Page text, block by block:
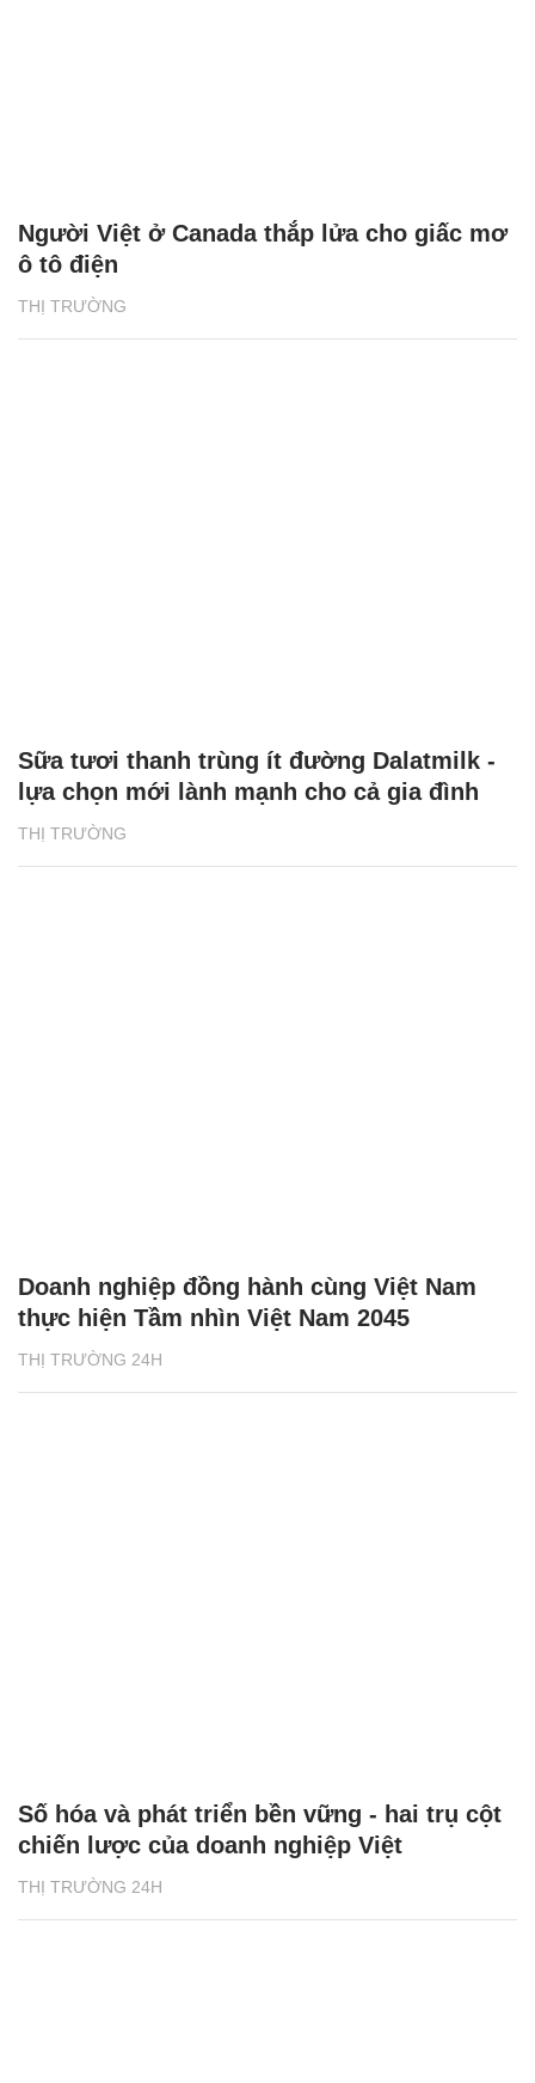
THỊ TRƯỜNG
Người Việt ở Canada thắp lửa cho giấc mơ
ô tô điện
THỊ TRƯỜNG
Sữa tươi thanh trùng ít đường Dalatmilk -
lựa chọn mới lành mạnh cho cả gia đình
THỊ TRƯỜNG 24H
Doanh nghiệp đồng hành cùng Việt Nam
thực hiện Tầm nhìn Việt Nam 2045
THỊ TRƯỜNG 24H
Số hóa và phát triển bền vững - hai trụ cột
chiến lược của doanh nghiệp Việt